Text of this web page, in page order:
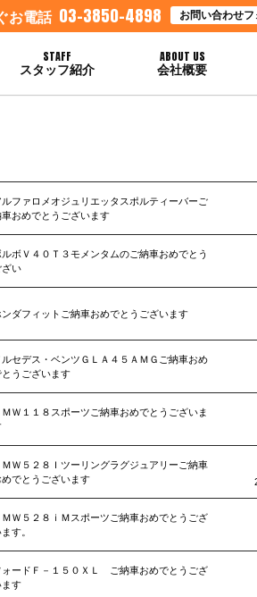
お電話 03-3850-4898 お問い合わせフ
STAFF
スタッフ紹介
ABOUT US
会社概要
ルファロメオジュリエッタスポルティーバーご
車おめでとうございます
ルボＶ４０Ｔ３モメンタムのご納車おめでとう
ざい
ンダフィットご納車おめでとうございます
ルセデス・ベンツＧＬＡ４５ＡＭＧご納車おめ
とうございます
ＭＷ１１８スポーツご納車おめでとうございま
ＭＷ５２８Ｉツーリングラグジュアリーご納車
めでとうございます
ＭＷ５２８ｉＭスポーツご納車おめでとうござ
す。
ォードＦ－１５０ＸＬ ご納車おめでとうござ
ます